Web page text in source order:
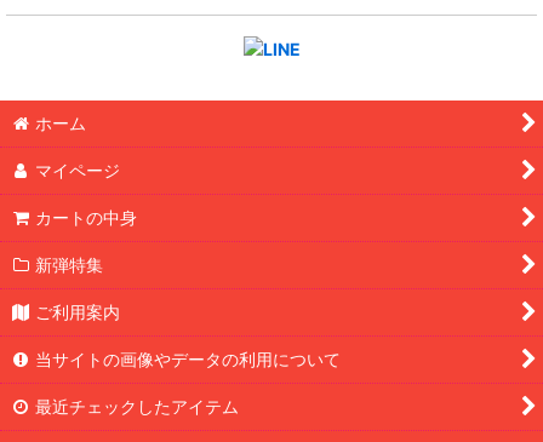
ホーム
マイページ
カートの中身
新弾特集
ご利用案内
当サイトの画像やデータの利用について
最近チェックしたアイテム